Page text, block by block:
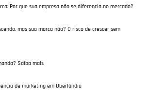
Por que sua empresa não se diferencia no mercado?
mas sua marca não? O risco de crescer sem
Saiba mais
de marketing em Uberlândia